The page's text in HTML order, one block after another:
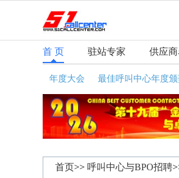
首 页 驻站专家 供应
年度大会 最佳呼叫中心年度颁
首页>> 呼叫中心与BPO招聘